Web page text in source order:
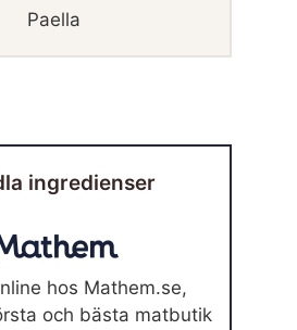
Paella
ingredienser
hos Mathem.se,
och bästa matbutik